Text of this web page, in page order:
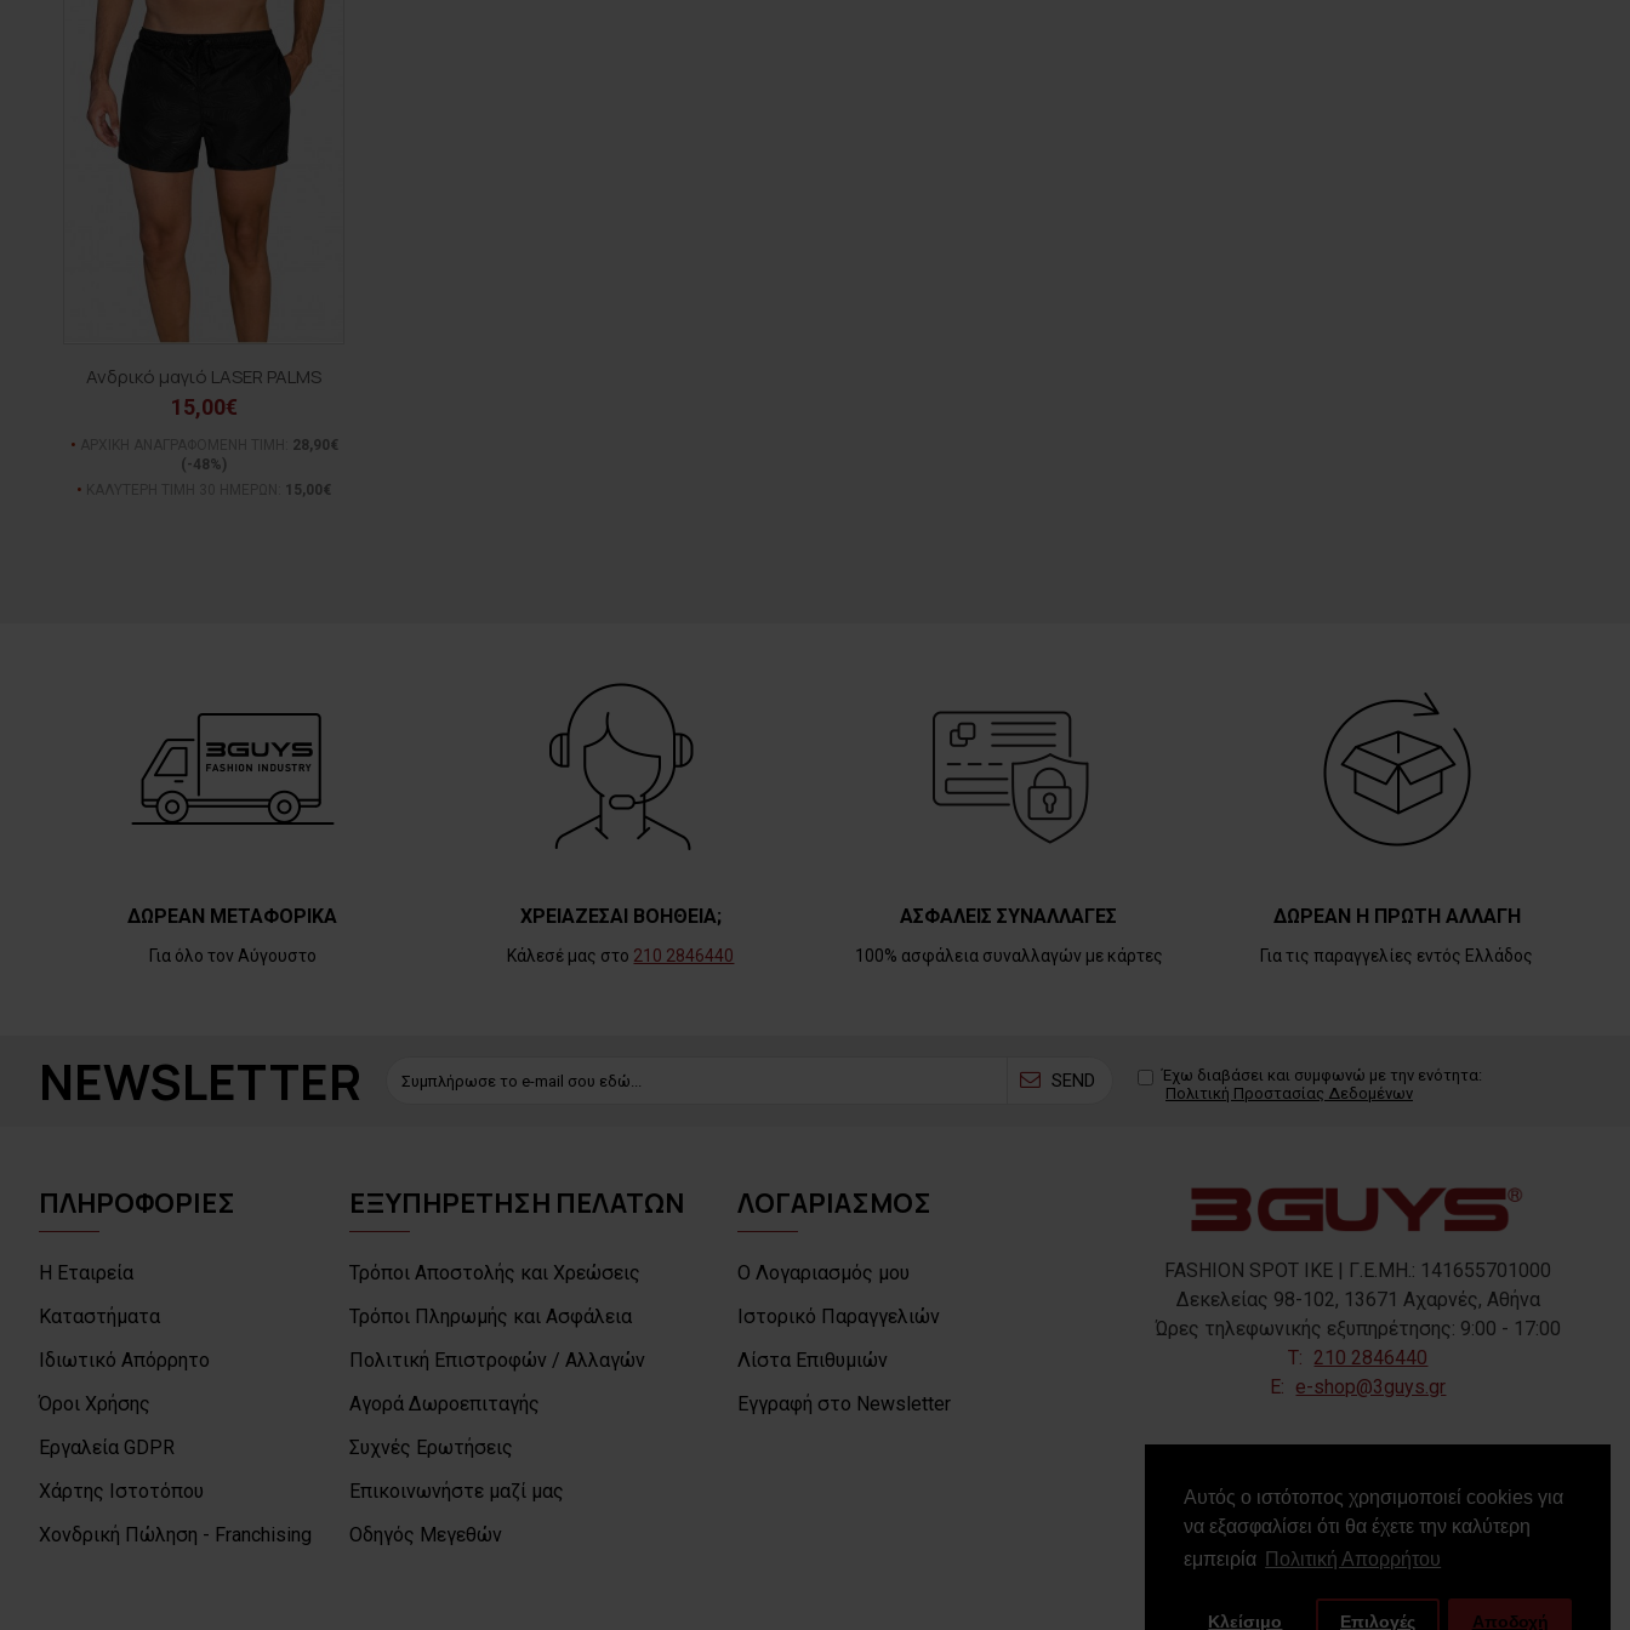
Αυτός ο ιστότοπος χρησιμοποιεί cookies για
να εξασφαλίσει ότι θα έχετε την καλύτερη
εμπειρία Πολιτική Απορρήτου
Κλείσιμο Επιλογές Αποδοχή
Ανδρικό μαγιό LASER PALMS
15,00€
28,90€
(-48%)
15,00€
ΔΩΡΕΑΝ ΜΕΤΑΦΟΡΙΚΑ
Για όλο τον Αύγουστο
ΧΡΕΙΑΖΕΣΑΙ ΒΟΗΘΕΙΑ;
Κάλεσέ μας στο 210 2846440
ΑΣΦΑΛΕΙΣ ΣΥΝΑΛΛΑΓΕΣ
100% ασφάλεια συναλλαγών με κάρτες
ΔΩΡΕΑΝ Η ΠΡΩΤΗ ΑΛΛΑΓΗ
Για τις παραγγελίες εντός Ελλάδος
NEWSLETTER SEND
Έχω διαβάσει και συμφωνώ με την ενότητα:
Πολιτική Προστασίας Δεδομένων
ΠΛΗΡΟΦΟΡΙΕΣ
Η Εταιρεία
Καταστήματα
Ιδιωτικό Απόρρητο
Όροι Χρήσης
Εργαλεία GDPR
Χάρτης Ιστοτόπου
Χονδρική Πώληση - Franchising
ΕΞΥΠΗΡΕΤΗΣΗ ΠΕΛΑΤΩΝ
Τρόποι Αποστολής και Χρεώσεις
Τρόποι Πληρωμής και Ασφάλεια
Πολιτική Επιστροφών / Αλλαγών
Αγορά Δωροεπιταγής
Συχνές Ερωτήσεις
Επικοινωνήστε μαζί μας
Οδηγός Μεγεθών
ΛΟΓΑΡΙΑΣΜΟΣ
Ο Λογαριασμός μου
Ιστορικό Παραγγελιών
Λίστα Επιθυμιών
Εγγραφή στο Newsletter
FASHION SPOT IKE | Γ.Ε.ΜΗ.: 141655701000
Δεκελείας 98-102, 13671 Αχαρνές, Αθήνα
Ώρες τηλεφωνικής εξυπηρέτησης: 9:00 - 17:00
T: 210 2846440
E: e-shop@3guys.gr